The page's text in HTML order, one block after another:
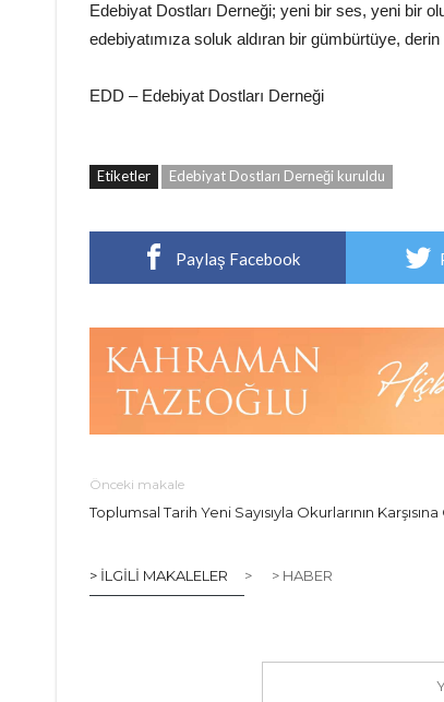
Edebiyat Dostları Derneği; yeni bir ses, yeni bir
edebiyatımıza soluk aldıran bir gümbürtüye,
EDD – Edebiyat Dostları Derneği
Etiketler Edebiyat Dostları Derneği kuruldu
Paylaş Facebook
Önceki makale
Toplumsal Tarih Yeni Sayısıyla Okurlarının Karşısına
> İLGILI MAKALELER > > HABER